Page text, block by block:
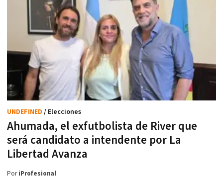
Ahumada, el exfutbolista de River que
será candidato a intendente por La
Libertad Avanza
UNDEFINED / Elecciones
PoriProfesional